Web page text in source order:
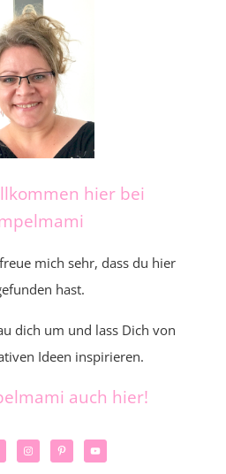
hier bei
mich sehr, dass du hier
hast.
dich um und lass Dich von
Ideen inspirieren.
auch hier!